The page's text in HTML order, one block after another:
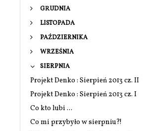
GRUDNIA
LISTOPADA
PAŹDZIERNIKA
WRZEŚNIA
SIERPNIA
Projekt Denko : Sierpień 2013 cz. II
Projekt Denko : Sierpień 2013 cz. I
Co kto lubi ...
Co mi przybyło w sierpniu?!